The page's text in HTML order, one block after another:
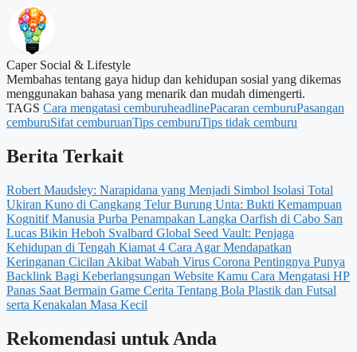
Caper Social & Lifestyle
Membahas tentang gaya hidup dan kehidupan sosial yang dikemas
menggunakan bahasa yang menarik dan mudah dimengerti.
TAGS Cara mengatasi cemburuheadlinePacaran cemburuPasangan
cemburuSifat cemburuanTips cemburuTips tidak cemburu
Berita Terkait
Robert Maudsley: Narapidana yang Menjadi Simbol Isolasi Total
Ukiran Kuno di Cangkang Telur Burung Unta: Bukti Kemampuan
Kognitif Manusia Purba Penampakan Langka Oarfish di Cabo San
Lucas Bikin Heboh Svalbard Global Seed Vault: Penjaga
Kehidupan di Tengah Kiamat 4 Cara Agar Mendapatkan
Keringanan Cicilan Akibat Wabah Virus Corona Pentingnya Punya
Backlink Bagi Keberlangsungan Website Kamu Cara Mengatasi HP
Panas Saat Bermain Game Cerita Tentang Bola Plastik dan Futsal
serta Kenakalan Masa Kecil
Rekomendasi untuk Anda